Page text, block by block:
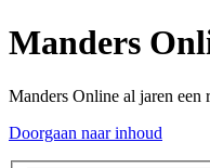
Manders
Manders Online al jaren een
Doorgaan naar inhoud